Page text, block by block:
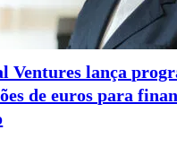
Ventures lança
de euros para